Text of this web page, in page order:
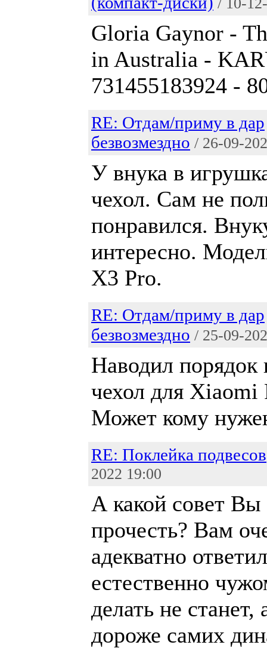
Gloria Gaynor -
in Australia -
731455183924 -
RE: Отдам/приму в дар
безвозмездно / 26-09-
У внука в
чехол. Сам не
понравился.
интересно.
X3 Pro.
RE: Отдам/приму в дар
безвозмездно / 25-09-
Наводил
чехол для
Может кому
RE: Поклейка подвесов
2022 19:00
А какой совет
прочесть? Вам
адекватно
естественно
делать не станет,
дороже самих